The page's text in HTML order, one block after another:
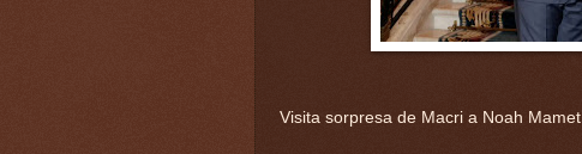
Visita sorpresa de Macri a Noah Mamet